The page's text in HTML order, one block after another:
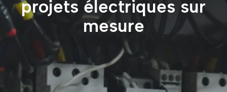
projets électriques sur
mesure